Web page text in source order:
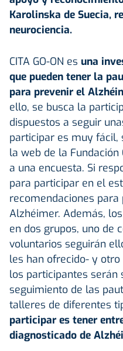
Karolinska de Suecia,
neurociencia.
CITA GO-ON es una
que pueden tener la
para prevenir el
ello, se busca la
dispuestos a seguir
participar es muy fácil,
la web de la
a una encuesta. Si
para participar en el
recomendaciones
Alzhéimer. Además,
en dos grupos, uno de
voluntarios seguirán
les han ofrecido- y
los participantes serán
seguimiento de las
talleres de diferentes
participar es tener
diagnosticado de